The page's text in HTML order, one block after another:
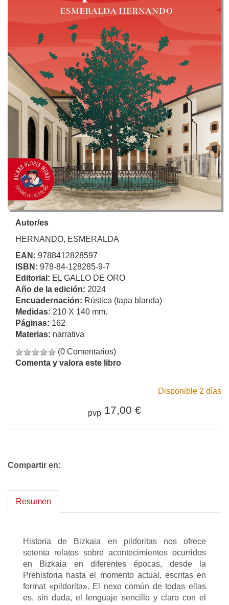
Autor/es
HERNANDO, ESMERALDA
EAN: 9788412828597
ISBN: 978-84-128285-9-7
Editorial: EL GALLO DE ORO
Año de la edición: 2024
Encuadernación: Rústica (tapa blanda)
Medidas: 210 X 140 mm.
Páginas: 162
Materias: narrativa
(0 Comentarios)
Comenta y valora este libro
Disponible 2 días
pvp 17,00 €
Compartir en:
Resumen
Historia de Bizkaia en pildoritas nos ofrece
setenta relatos sobre acontecimientos ocurridos
en Bizkaia en diferentes épocas, desde la
Prehistoria hasta el momento actual, escritas en
format «pildorita». El nexo común de todas ellas
es, sin duda, el lenguaje sencillo y claro con el